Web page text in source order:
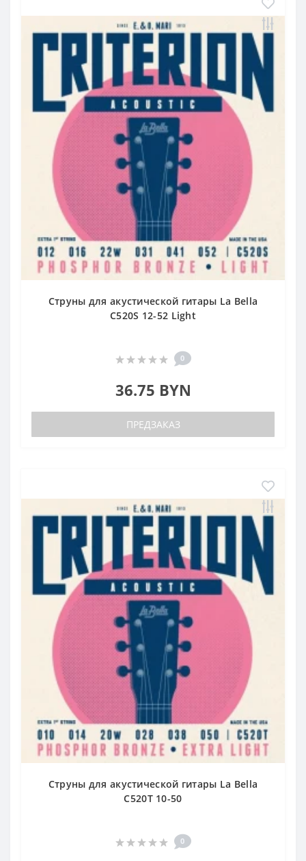
Струны для акустической гитары La Bella
C520S 12-52 Light
0
36.75 BYN
ПРЕДЗАКАЗ
Струны для акустической гитары La Bella
C520T 10-50
0